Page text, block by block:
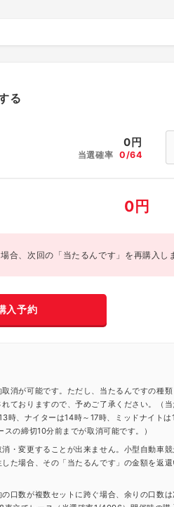
る
0円
当選確率 0/64
0 円
合、次回の「当たるんです」を再購入し
予約
消が可能です。ただし、当たるんですの種
ておりますので、予めご了承ください。（
時、ナイターは14時～17時、ミッドナイト
の締切10分前までが取消可能です。）
・変更することが出来ません。小型自動車
た場合、その「当たるんです」の金額を返
口数が複数セットに跨ぐ場合、余りの口数